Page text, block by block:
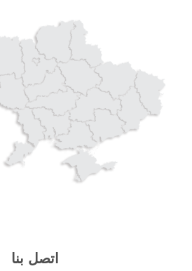
اتصل بنا